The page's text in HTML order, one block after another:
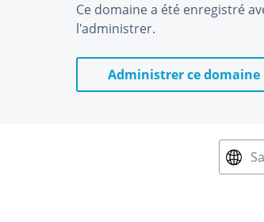
Ce domaine a été enregistré
l'administrer.
Administrer ce domaine